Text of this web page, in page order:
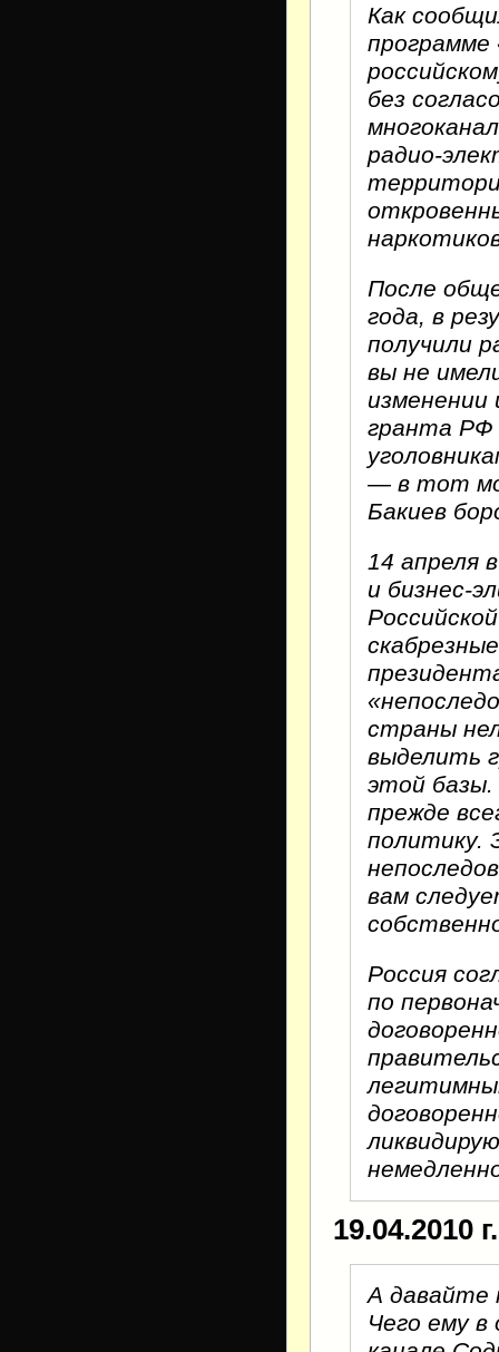
Как
программе
без
радио-
После
года, в
получили
вы не
изменении
гранта РФ
— в тот
Бакиев
14 апреля
и бизнес-
страны
выделить
этой
прежде
политику.
вам
Россия
по
19.04.2010
А давайте
Чего ему в